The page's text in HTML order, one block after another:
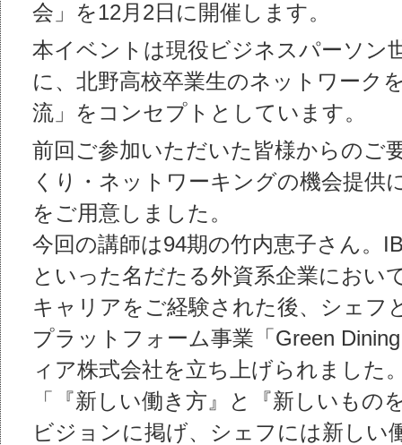
会」を12月2日に開催します。
本イベントは現役ビジネスパーソン
に、北野高校卒業生のネットワーク
流」をコンセプトとしています。
前回ご参加いただいた皆様からのご
くり・ネットワーキングの機会提供
をご用意しました。
今回の講師は94期の竹内恵子さん。
といった名だたる外資系企業におい
キャリアをご経験された後、シェフ
プラットフォーム事業「Green
ィア株式会社を立ち上げられました
「『新しい働き方』と『新しいもの
ビジョンに掲げ、シェフには新しい